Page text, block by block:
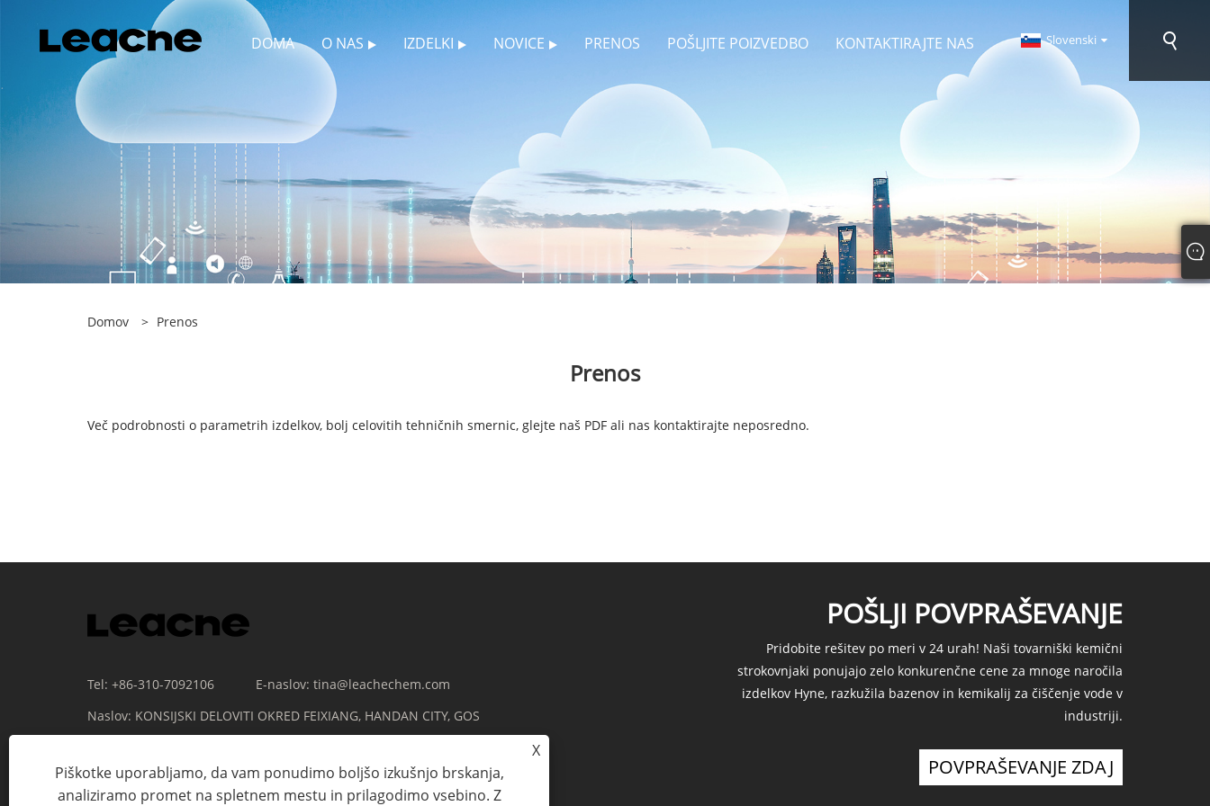
DOMA O NAS IZDELKI NOVICE PRENOS POŠLJITE POIZVEDBO KONTAKTIRAJTE NAS Slovenski
Domov > Prenos
Prenos
Več podrobnosti o parametrih izdelkov, bolj celovitih tehničnih smernic, glejte naš PDF ali nas kontaktirajte neposredno.
Tel: +86-310-7092106 E-naslov: tina@leachechem.com
Naslov: KONSIJSKI DELOVITI OKRED FEIXIANG, HANDAN CITY, GOS
POŠLJI POVPRAŠEVANJE
Pridobite rešitev po meri v 24 urah! Naši tovarniški kemični
strokovnjaki ponujajo zelo konkurenčne cene za mnoge naročila
izdelkov Hyne, razkužila bazenov in kemikalij za čiščenje vode v
industriji.
POVPRAŠEVANJE ZDAJ
X
Piškotke uporabljamo, da vam ponudimo boljšo izkušnjo brskanja,
analiziramo promet na spletnem mestu in prilagodimo vsebino. Z